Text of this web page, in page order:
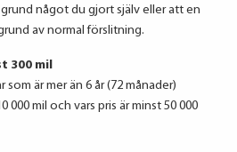
något du gjort själv eller att en
av normal förslitning.
300 mil
är mer än 6 år (72 månader)
000 mil och vars pris är minst 50 000